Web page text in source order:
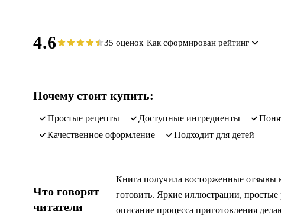
4.6 35 оценок Как сформирован рейтинг
Почему стоит купить:
простые рецепты доступные ингредиенты
качественное оформление
подходит для детей
Что говорят
читатели
Книга получила восторженные отзывы
готовить. Яркие иллюстрации,
описание процесса приготовления